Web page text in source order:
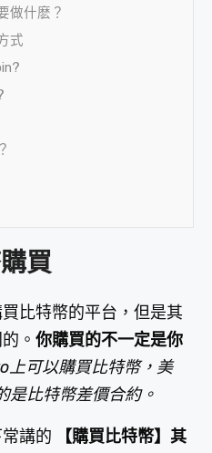
做什麽？
式
買
比特幣的平台，但是其
。 你購買的不一定是你
上可以購買比特幣，美
是比特幣差價合約。
講的
【購買比特幣】其